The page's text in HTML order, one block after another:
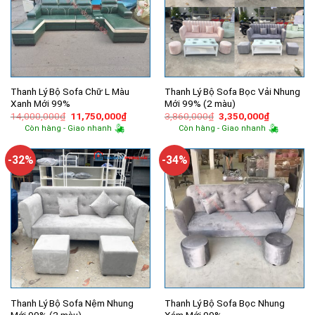
Thanh Lý Bộ Sofa Chữ L Màu
Xanh Mới 99%
14,000,000₫ Giá
gốc
là:
11,750,000₫Giá
hiện
11,750,000₫.
Còn hàng - Giao nhanh
Thanh Lý Bộ Sofa Bọc Vải Nhung
Mới 99% (2 màu)
3,860,000₫ Giá
gốc
là:
3,350,000₫Giá
hiện
tại
Còn hàng - Giao nhanh
-32%
Thanh Lý Bộ Sofa Nệm Nhung
-34%
Thanh Lý Bộ Sofa Bọc Nhung